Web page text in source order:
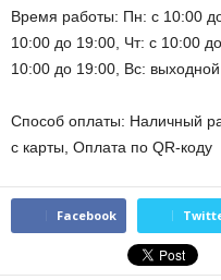
Время работы: Пн: с 10:00
10:00 до 19:00, Чт: с 10:00
10:00 до 19:00, Вс: выходной
Способ оплаты: Наличный
с карты, Оплата по QR-коду
Facebook